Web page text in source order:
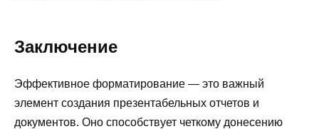
Заключение
Эффективное форматирование — это важный
элемент создания презентабельных отчетов и
документов. Оно способствует четкому донесению